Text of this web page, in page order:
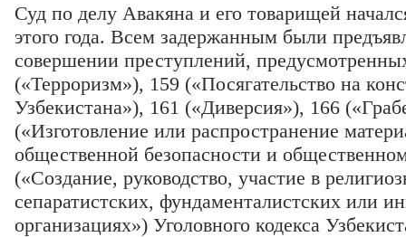
Суд по делу Авакяна и его товарищей
этого года. Всем задержанным были
совершении преступлений,
(«Терроризм»), 159 («Посягательство на
Узбекистана»), 161 («Диверсия»), 166
(«Изготовление или распространение
общественной безопасности и
(«Создание, руководство, участие в
сепаратистских, фундаменталистских или
организациях») Уголовного кодекса